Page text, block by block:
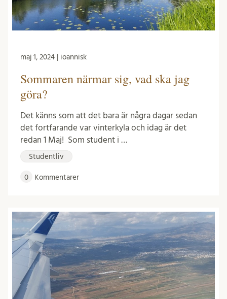
maj 1, 2024 | ioannisk
Sommaren närmar sig, vad ska jag
göra?
Det känns som att det bara är några dagar sedan
det fortfarande var vinterkyla och idag är det
redan 1 Maj! Som student i …
Studentliv
0 Kommentarer